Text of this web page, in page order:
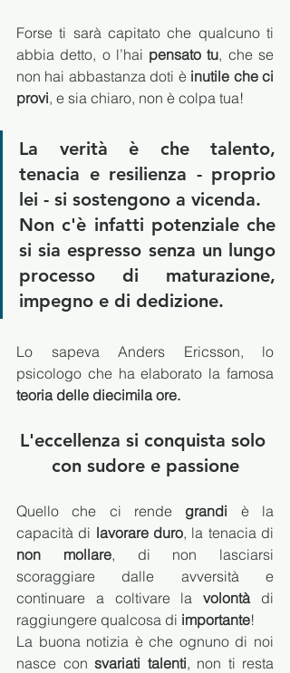
Forse ti sarà capitato che qualcuno ti
abbia detto, o l’hai pensato tu, che se
non hai abbastanza doti è inutile che ci
provi, e sia chiaro, non è colpa tua!
La verità è che talento,
tenacia e resilienza - proprio
lei - si sostengono a vicenda.
Non c'è infatti potenziale che
si sia espresso senza un lungo
processo di maturazione,
impegno e di dedizione.
Lo sapeva Anders Ericsson, lo
teoria delle diecimila ore.
L'eccellenza si conquista solo
con sudore e passione
Quello che ci rende grandi è la
capacità di lavorare duro
non mollare, di non lasciarsi
scoraggiare dalle avversità e
continuare a coltivare la volontà di
raggiungere qualcosa di importante!
La buona notizia è che ognuno di noi
nasce con svariati talenti, non ti resta